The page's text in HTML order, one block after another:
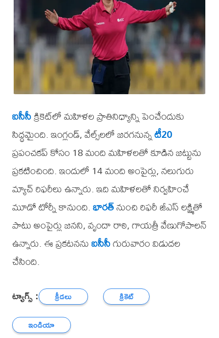
ఐసీసీక్రికెట్‌లో మహిళల ప్రాతినిధ్యాన్ని పెంచేందుకు
సిద్ధమైంది. ఇంగ్లండ్, వేల్స్‌లలో జరగనున్నటీ20
ప్రపంచకప్ కోసం 18 మంది మహిళలతో కూడిన జట్టును
ప్రకటించింది. ఇందులో 14 మంది అంపైర్లు, నలుగురు
మ్యాచ్ రిఫరీలు ఉన్నారు. ఇది మహిళలతో నిర్వహించే
మూడో టోర్నీ కానుంది.భారత్నుంచి రిఫరీ జీఎస్ లక్ష్మితో
పాటు అంపైర్లు జనని, వృందా రాఠి, గాయత్రీ వేణుగోపాలన్
ఉన్నారు. ఈ ప్రకటననుఐసీసీగురువారం విడుదల
చేసింది.
ట్యాగ్స్ : క్రీడలు
క్రికెట్
ఇండియా